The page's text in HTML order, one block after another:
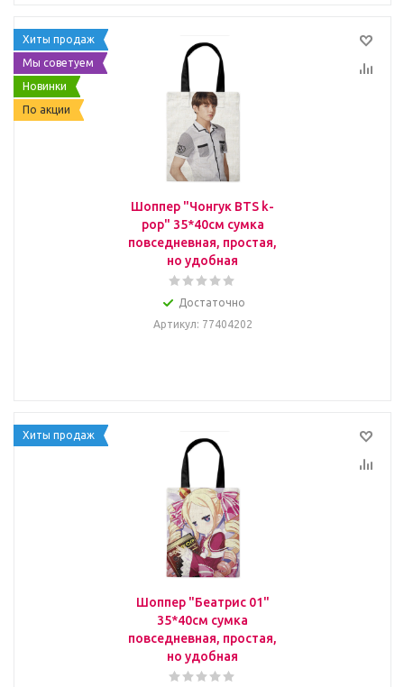
Хиты продаж
Мы советуем
Новинки
По акции
Шоппер "Чонгук BTS k-
pop" 35*40см сумка
повседневная, простая,
но удобная
Достаточно
Артикул: 77404202
Хиты продаж
Шоппер "Беатрис 01"
35*40см сумка
повседневная, простая,
но удобная